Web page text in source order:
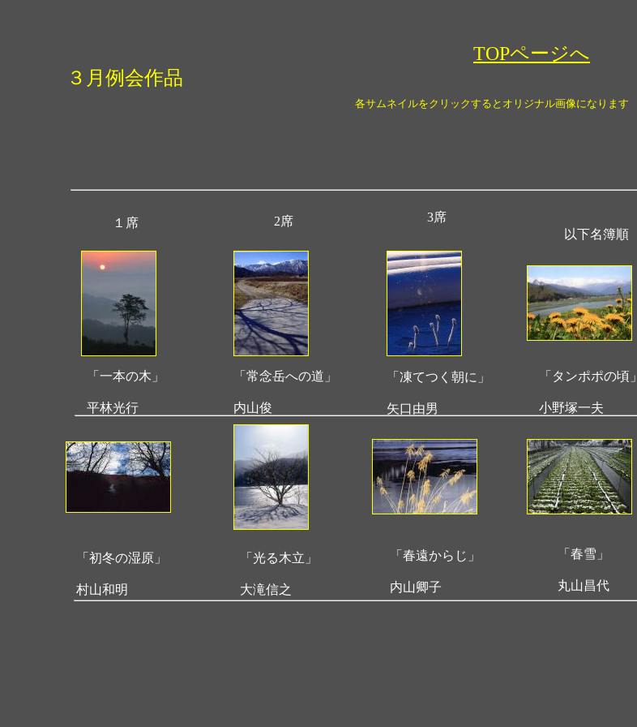
「春遠からじ」
内山卿子
「光る木立」
大滝信之
「春雪」
丸山昌代
「初冬の湿原」
村山和明
「凍てつく朝に」
矢口由男
「一本の木」
平林光行
「常念岳への道」
内山俊
「タンポポの頃」
小野塚一夫
以下名簿順
3席
2席
１席
TOPページへ
各サムネイルをクリックするとオリジナル画像になります
３月例会作品